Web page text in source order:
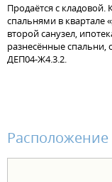
Продаётся с кладовой.
спальнями в квартале
второй санузел,
разнесённые
ДЕП04-Ж4.3.2.
Расположение